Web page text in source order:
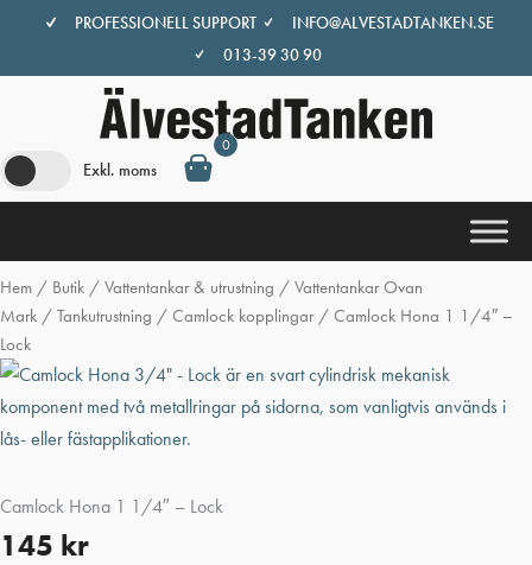
innehåll
PROFESSIONELL SUPPORT
INFO@ALVESTADTANKEN.SE
013-39 30 90
Exkl. moms
0
Hem / Butik / Vattentankar & utrustning / Vattentankar Ovan
Mark / Tankutrustning / Camlock kopplingar/ Camlock Hona 1 1/4″ –
Lock
Camlock Hona 1 1/4″ – Lock
145 kr